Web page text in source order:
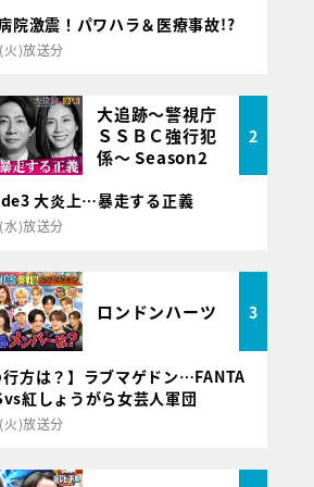
院激震！パワハラ＆医療事故!?
)放送分
大追跡～警視庁
ＳＳＢＣ強行犯
係～ Season2
2
大炎上…暴走する正義
)放送分
ロンドンハーツ 3
行方は？】ラブマゲドン…FANTA
紅しょうがら女芸人軍団
)放送分